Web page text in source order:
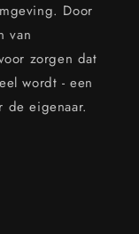
Door
van
zorgen dat
wordt - een
de eigenaar.